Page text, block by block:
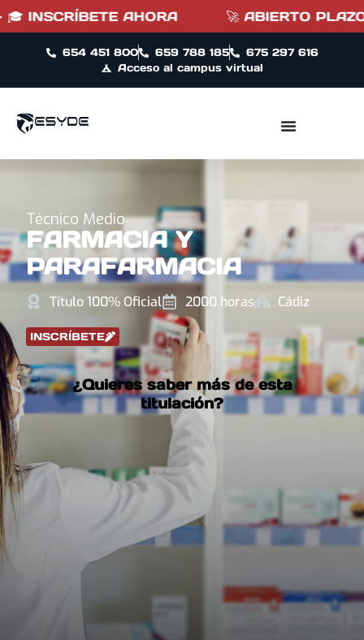
AHORA 🚀 ABIERTO PLAZO DE
654 451 800 659 788 185
675 297 616
Acceso al campus virtual
Técnico Medio
FARMACIA Y
PARAFARMACIA
Título 100% Oficial 2000 horas Cádiz
INSCRÍBETE
¿Quieres saber más de esta
titulación?